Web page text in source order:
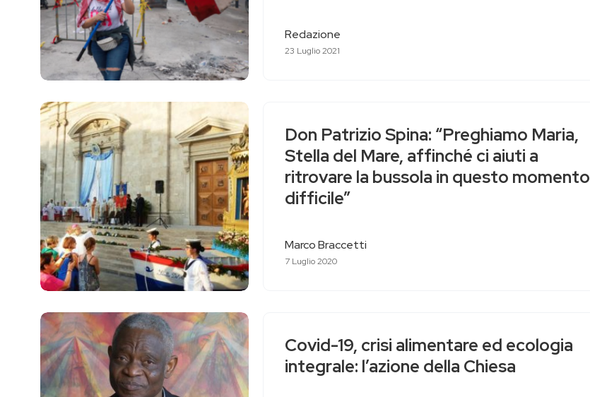
Redazione
23 Luglio 2021
Don Patrizio Spina: “Preghiamo Maria,
Stella del Mare, affinché ci aiuti a
ritrovare la bussola in questo momento
difficile”
Marco Braccetti
7 Luglio 2020
Covid-19, crisi alimentare ed ecologia
integrale: l’azione della Chiesa